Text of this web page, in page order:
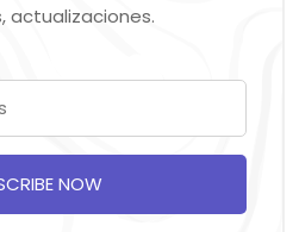
actualizaciones.
NOW